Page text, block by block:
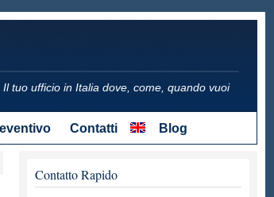
Il tuo ufficio in Italia dove, come, quando vuoi
Contatti Blog
Contatto Rapido